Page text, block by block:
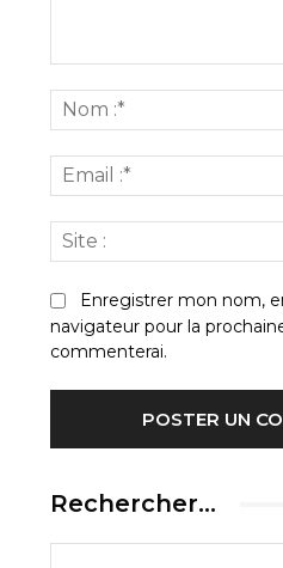
Enregistrer mon nom,
navigateur pour la
commenterai.
Rechercher…